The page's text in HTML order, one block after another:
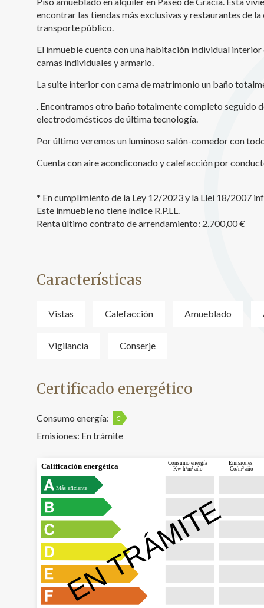
encontrar las tiendas más exclusivas y restaurantes de
transporte público.
El inmueble cuenta con una habitación individual
camas individuales y armario.
La suite interior con cama de matrimonio un baño
. Encontramos otro baño totalmente completo seguido
electrodomésticos de última tecnología.
Por último veremos un luminoso salón-comedor con
Cuenta con aire acondiconado y calefacción por
* En cumplimiento de la Ley 12/2023 y la Llei 18/2007
Este inmueble no tiene índice R.P.LL.
Renta último contrato de arrendamiento: 2.700,00 €
Características
Vistas Calefacción Amueblado
Vigilancia Conserje
Certificado energético
Consumo energía: C
Emisiones: En trámite
Más eficiente
Calificación energética
Consumo energía
Kw h/m² año
Emisiones
Co/m² año
EN TRÁMITE
sitio
del
Estas
hábitos